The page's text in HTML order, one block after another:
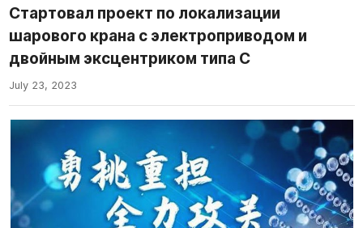
Стартовал проект по локализации
шарового крана с электроприводом и
двойным эксцентриком типа С
July 23, 2023